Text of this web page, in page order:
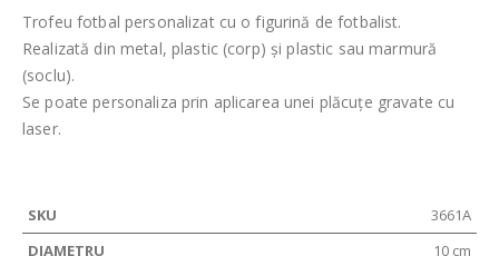
Trofeu fotbal personalizat cu o figurină de fotbalist.
Realizată din metal, plastic (corp) și plastic sau marmură
(soclu).
Se poate personaliza prin aplicarea unei plăcuțe gravate cu
laser.
3661A
10 cm